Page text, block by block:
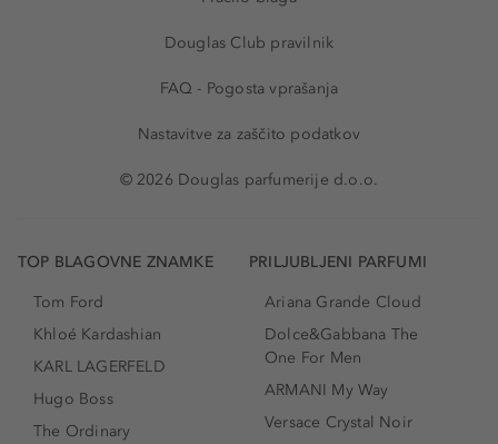
Douglas Club pravilnik
FAQ - Pogosta vprašanja
Nastavitve za zaščito podatkov
© 2026 Douglas parfumerije d.o.o.
TOP BLAGOVNE ZNAMKE
Tom Ford
Khloé Kardashian
KARL LAGERFELD
Hugo Boss
The Ordinary
PRILJUBLJENI PARFUMI
Ariana Grande Cloud
Dolce&Gabbana The
One For Men
ARMANI My Way
Versace Crystal Noir